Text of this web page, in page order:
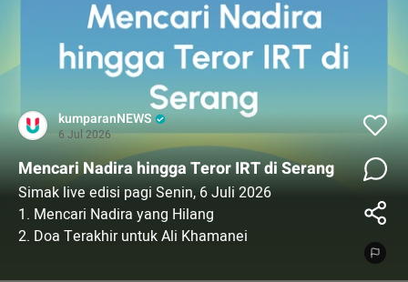
kumparanNEWS
6 Jul 2026
Mencari Nadira hingga Teror IRT di Serang
Simak live edisi pagi Senin, 6 Juli 2026
1. Mencari Nadira yang Hilang
2. Doa Terakhir untuk Ali Khamanei